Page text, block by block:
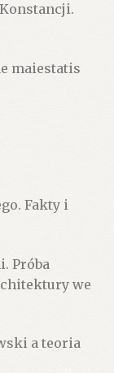
maiestatis
Fakty i
Próba
we
a teoria